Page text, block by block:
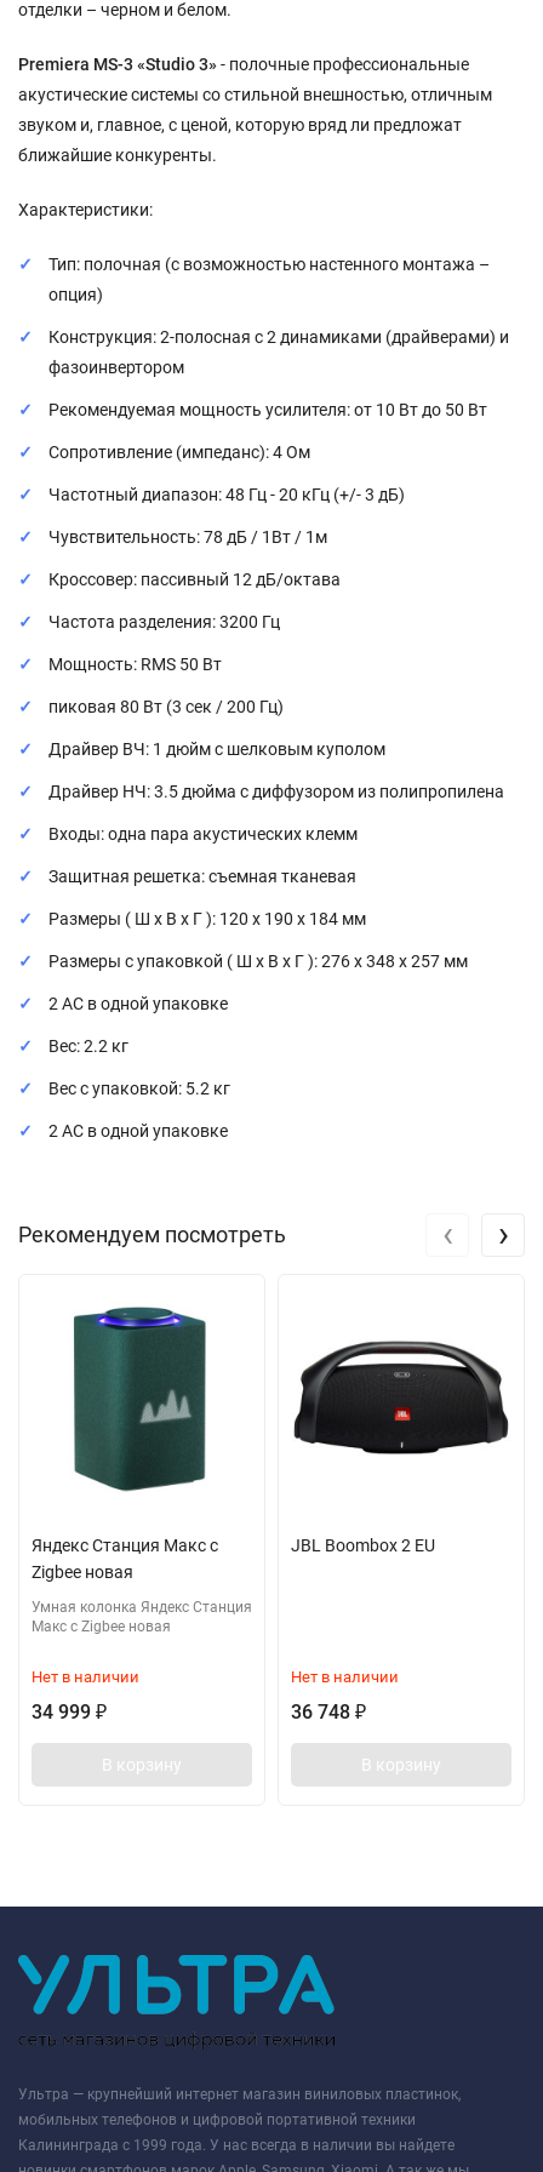
отделки – черном и белом.
Premiera MS-3 «Studio 3»- полочные профессиональные
акустические системы со стильной внешностью, отличным
звуком и, главное, с ценой, которую вряд ли предложат
ближайшие конкуренты.
Характеристики:
Тип: полочная (с возможностью настенного монтажа –
опция)
Конструкция: 2-полосная с 2 динамиками (драйверами) и
фазоинвертором
Рекомендуемая мощность усилителя: от 10 Вт до 50 Вт
Сопротивление (импеданс): 4 Ом
Частотный диапазон: 48 Гц - 20 кГц (+/- 3 дБ)
Чувствительность: 78 дБ / 1Вт / 1м
Кроссовер: пассивный 12 дБ/октава
Частота разделения: 3200 Гц
Мощность: RMS 50 Вт
пиковая 80 Вт (3 сек / 200 Гц)
Драйвер ВЧ: 1 дюйм с шелковым куполом
Драйвер НЧ: 3.5 дюйма с диффузором из полипропилена
Входы: одна пара акустических клемм
Защитная решетка: съемная тканевая
Размеры ( Ш x В x Г ): 120 x 190 x 184 мм
Размеры с упаковкой ( Ш x В x Г ): 276 x 348 х 257 мм
2 АС в одной упаковке
Вес: 2.2 кг
Вес с упаковкой: 5.2 кг
2 АС в одной упаковке
Рекомендуем посмотреть
Яндекс Станция Макс с
Zigbee новая
Умная колонка Яндекс Станция
Макс с Zigbee новая
Нет в наличии
34 999 ₽
В корзину
JBL Boombox 2 EU
Нет в наличии
36 748 ₽
В корзину
‹ ›
Ультра — крупнейший интернет магазин виниловых пластинок,
мобильных телефонов и цифровой портативной техники
Калининграда с 1999 года. У нас всегда в наличии вы найдете